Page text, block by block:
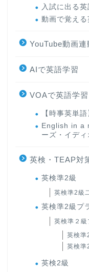
入試に出る
動画で覚え
YouTube動画
AIで英語学習
VOAで英語学習
【時事英単
English in a
ーズ・イディ
英検・TEAP対
英検準2級
英検準2級
英検準2級プ
英検準２
英検準
英検準
英検2級